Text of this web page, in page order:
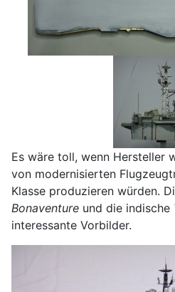
Es wäre toll, wenn Hersteller
von modernisierten
Klasse produzieren würden.
Bonaventure und die indische
interessante Vorbilder.